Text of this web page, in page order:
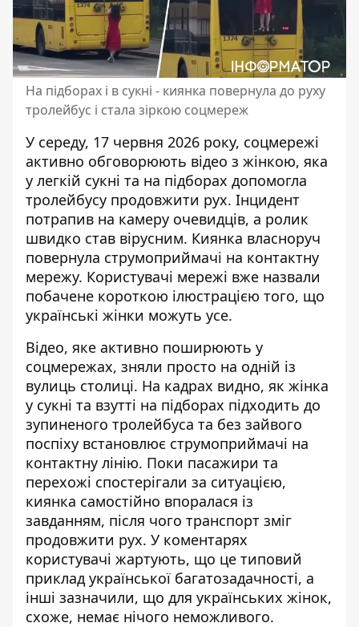
На підборах і в сукні - киянка повернула до руху
тролейбус і стала зіркою соцмереж
У середу, 17 червня 2026 року, соцмережі
активно обговорюють відео з жінкою, яка
у легкій сукні та на підборах допомогла
тролейбусу продовжити рух. Інцидент
потрапив на камеру очевидців, а ролик
швидко став вірусним. Киянка власноруч
повернула струмоприймачі на контактну
мережу. Користувачі мережі вже назвали
побачене короткою ілюстрацією того, що
українські жінки можуть усе.
Відео, яке активно поширюють у
соцмережах, зняли просто на одній із
вулиць столиці. На кадрах видно, як жінка
у сукні та взутті на підборах підходить до
зупиненого тролейбуса та без зайвого
поспіху встановлює струмоприймачі на
контактну лінію. Поки пасажири та
перехожі спостерігали за ситуацією,
киянка самостійно впоралася із
завданням, після чого транспорт зміг
продовжити рух. У коментарях
користувачі жартують, що це типовий
приклад української багатозадачності, а
інші зазначили, що для українських жінок,
схоже, немає нічого неможливого.